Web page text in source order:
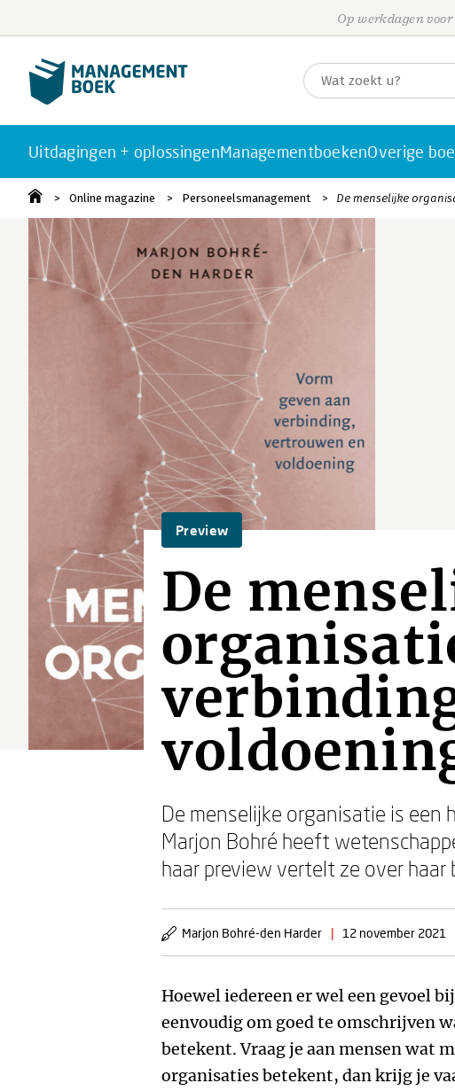
Op werkdagen
Uitdagingen + oplossingenManagementboekenOverige
Online magazine Personeelsmanagement De menselijke
Preview
De
De menselijke organisatie is een
Marjon Bohré heeft
haar preview vertelt ze over haar
Marjon Bohré-den Harder | 12 november 2021
Hoewel iedereen er wel een gevoel
eenvoudig om goed te omschrijven
betekent. Vraag je aan mensen wat
organisaties betekent, dan krijg je